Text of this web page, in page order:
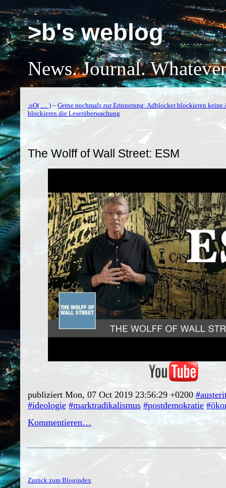
>b's weblog
News. Journal.
.oO( … ) – Gerne nochmals zur Erinnerung: Adblocker blockieren keine
blockieren die Leserüberwachung
The Wolff of Wall Street: ESM
publiziert Mon, 07 Oct 2019 23:56:29 +0200
#ideologie #marktradikalismus #postdemokratie
Kommentieren…
Zurück zum Blogindex